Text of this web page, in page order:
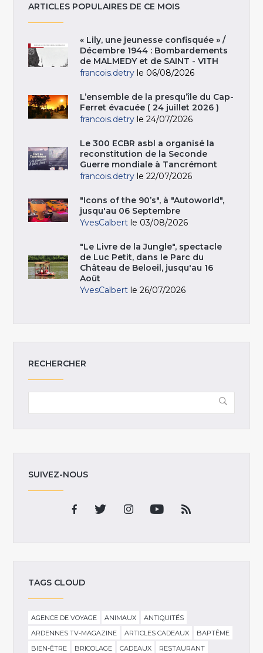
ARTICLES POPULAIRES DE CE MOIS
« Lily, une jeunesse confisquée » /
Décembre 1944 : Bombardements
de MALMEDY et de SAINT - VITH
francois.detry le 06/08/2026
L’ensemble de la presqu’île du Cap-
Ferret évacuée ( 24 juillet 2026 )
francois.detry le 24/07/2026
Le 300 ECBR asbl a organisé la
reconstitution de la Seconde
Guerre mondiale à Tancrémont
francois.detry le 22/07/2026
"Icons of the 90’s", à "Autoworld",
jusqu'au 06 Septembre
YvesCalbert le 03/08/2026
"Le Livre de la Jungle", spectacle
de Luc Petit, dans le Parc du
Château de Beloeil, jusqu'au 16
Août
YvesCalbert le 26/07/2026
RECHERCHER
SUIVEZ-NOUS
TAGS CLOUD
AGENCE DE VOYAGE ANIMAUX
ANTIQUITÉS
ARDENNES TV-MAGAZINE
ARTICLES CADEAUX
BAPTÊME
BIEN-ÊTRE
BRICOLAGE CADEAUX
RESTAURANT